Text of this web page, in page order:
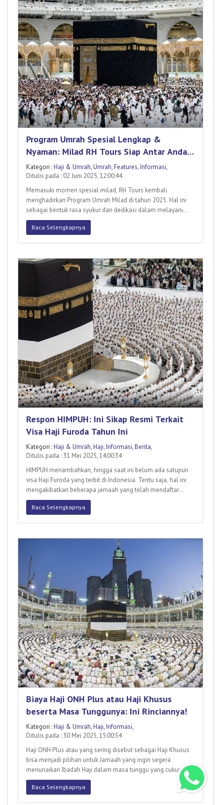
Program Umrah Spesial Lengkap &
Nyaman: Milad RH Tours Siap Antar Anda
Menjadi Tamu Allah
Kategori :Haji & Umrah,Umrah,Features,Informasi,
Ditulis pada : 02 Juni 2025, 12:00:44
Memasuki momen spesial milad, RH Tours kembali
menghadirkan Program Umrah Milad di tahun 2025. Hal ini
sebagai bentuk rasa syukur dan dedikasi dalam melayani
tamu Allah. Progr
Baca Selengkapnya
Respon HIMPUH: Ini Sikap Resmi Terkait
Visa Haji Furoda Tahun Ini
Kategori :Haji & Umrah,Haji,Informasi,Berita,
Ditulis pada : 31 Mei 2025, 14:00:34
HIMPUH menambahkan, hingga saat ini belum ada satupun
visa Haji Furoda yang terbit di Indonesia. Tentu saja, hal ini
mengakibatkan beberapa jamaah yang telah mendaftar
teranca
Baca Selengkapnya
Biaya Haji ONH Plus atau Haji Khusus
beserta Masa Tunggunya: Ini Rinciannya!
Kategori :Haji & Umrah,Haji,Informasi,
Ditulis pada : 30 Mei 2025, 15:00:54
Haji ONH Plus atau yang sering disebut sebagai Haji Khusus
bisa menjadi pilihan untuk Jamaah yang ingin segera
menunaikan Ibadah Haji dalam masa tunggu yang cukup
singkat. Pro
Baca Selengkapnya